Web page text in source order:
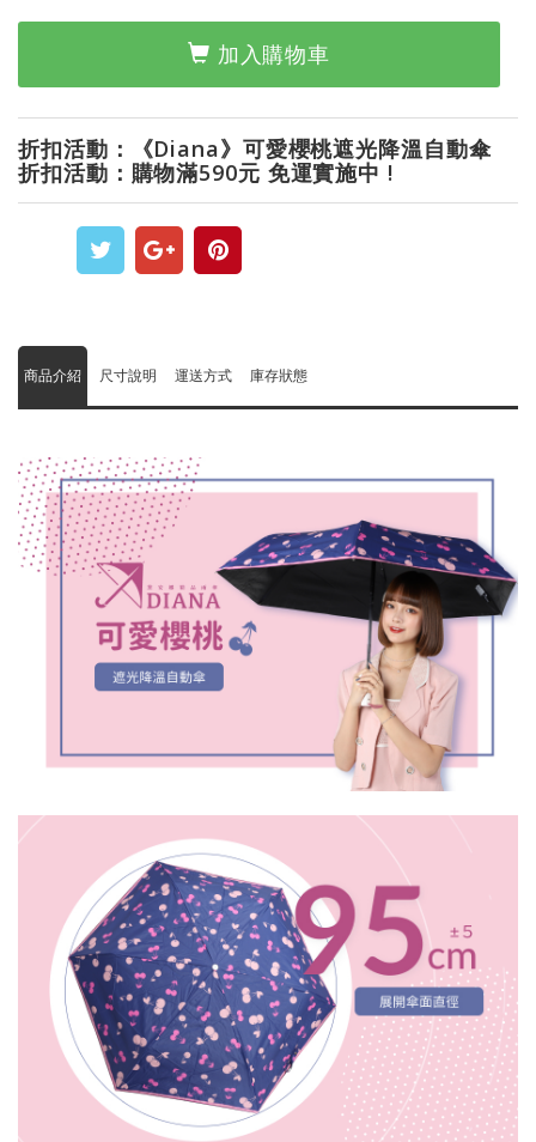
加入購物車
折扣活動：《Diana》可愛櫻桃遮光降溫自動傘
折扣活動：購物滿590元 免運實施中 !
商品介紹 尺寸說明 運送方式 庫存狀態